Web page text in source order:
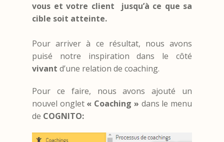
vous et votre client jusqu’à ce que sa
cible soit atteinte.
Pour arriver à ce résultat, nous avons
puisé notre inspiration dans le côté
vivant d’une relation de coaching.
Pour ce faire, nous avons ajouté un
nouvel onglet « Coaching » dans le menu
de COGNITO: